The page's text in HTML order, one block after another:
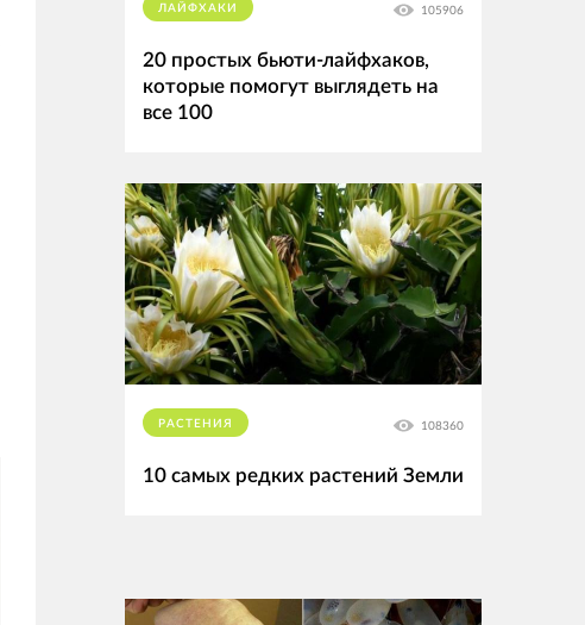
ЛАЙФХАКИ 105906
20 простых бьюти-лайфхаков,
которые помогут выглядеть на
все 100
РАСТЕНИЯ 108360
10 самых редких растений Земли